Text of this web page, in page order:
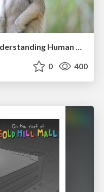
The Organizational Zoo: Understanding Human Behavior Agility Through Metaphoric Constructive Conversations (based on the works of Arthur Shelley, Ph.D)
0 400